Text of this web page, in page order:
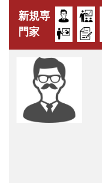
新規専
門家